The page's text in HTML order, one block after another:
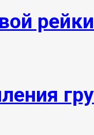
рейки